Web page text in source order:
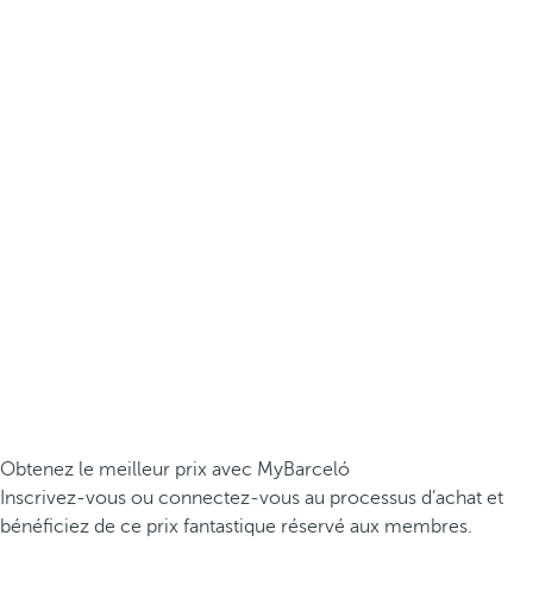
Obtenez le meilleur prix avec MyBarceló
Inscrivez-vous ou connectez-vous au processus d’achat et
bénéficiez de ce prix fantastique réservé aux membres.